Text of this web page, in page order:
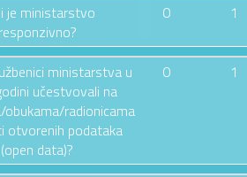
je ministarstvo
responzivno?
0 1
ministarstva u
učestvovali na
radionicama
otvorenih podataka
(open data)?
0 1